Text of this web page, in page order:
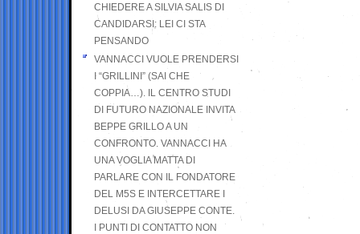
CHIEDERE A SILVIA SALIS DI
CANDIDARSI: LEI CI STA
PENSANDO
VANNACCI VUOLE PRENDERSI
I “GRILLINI” (SAI CHE
COPPIA…). IL CENTRO STUDI
DI FUTURO NAZIONALE INVITA
BEPPE GRILLO A UN
CONFRONTO. VANNACCI HA
UNA VOGLIA MATTA DI
PARLARE CON IL FONDATORE
DEL M5S E INTERCETTARE I
DELUSI DA GIUSEPPE CONTE.
I PUNTI DI CONTATTO NON